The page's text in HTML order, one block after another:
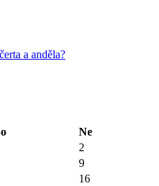
a anděla?
Ne
2
9
16